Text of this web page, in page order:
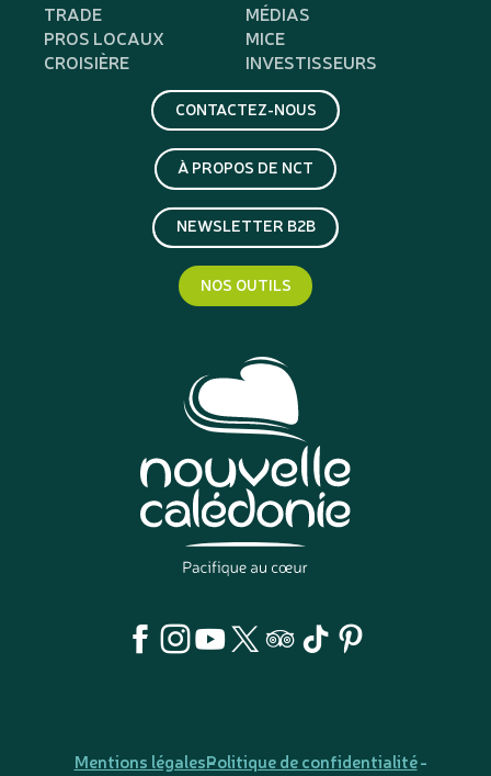
TRADE
MÉDIAS
PROS LOCAUX
MICE
CROISIÈRE
INVESTISSEURS
CONTACTEZ-NOUS
À PROPOS DE NCT
NEWSLETTER B2B
NOS OUTILS
Mentions légalesPolitique de confidentialité